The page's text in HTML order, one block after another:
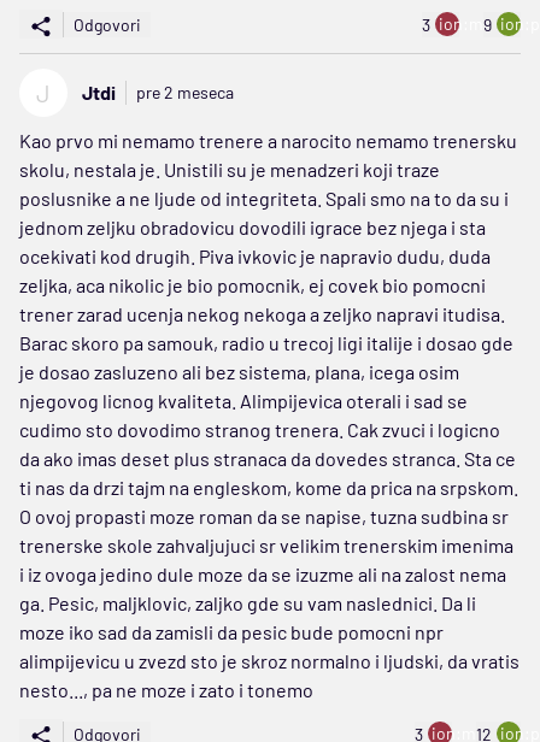
Odgovori 3 ion:minus
9
J Jtdi pre 2 meseca
Kao prvo mi nemamo trenere a narocito nemamo trenersku
skolu, nestala je. Unistili su je menadzeri koji traze
poslusnike a ne ljude od integriteta. Spali smo na to da su i
jednom zeljku obradovicu dovodili igrace bez njega i sta
ocekivati kod drugih. Piva ivkovic je napravio dudu, duda
zeljka, aca nikolic je bio pomocnik, ej covek bio pomocni
trener zarad ucenja nekog nekoga a zeljko napravi itudisa.
Barac skoro pa samouk, radio u trecoj ligi italije i dosao gde
je dosao zasluzeno ali bez sistema, plana, icega osim
njegovog licnog kvaliteta. Alimpijevica oterali i sad se
cudimo sto dovodimo stranog trenera. Cak zvuci i logicno
da ako imas deset plus stranaca da dovedes stranca. Sta ce
ti nas da drzi tajm na engleskom, kome da prica na srpskom.
O ovoj propasti moze roman da se napise, tuzna sudbina sr
trenerske skole zahvaljujuci sr velikim trenerskim imenima
i iz ovoga jedino dule moze da se izuzme ali na zalost nema
ga. Pesic, maljklovic, zaljko gde su vam naslednici. Da li
moze iko sad da zamisli da pesic bude pomocni npr
alimpijevicu u zvezd sto je skroz normalno i ljudski, da vratis
nesto..., pa ne moze i zato i tonemo
Odgovori 3 ion:minus
12